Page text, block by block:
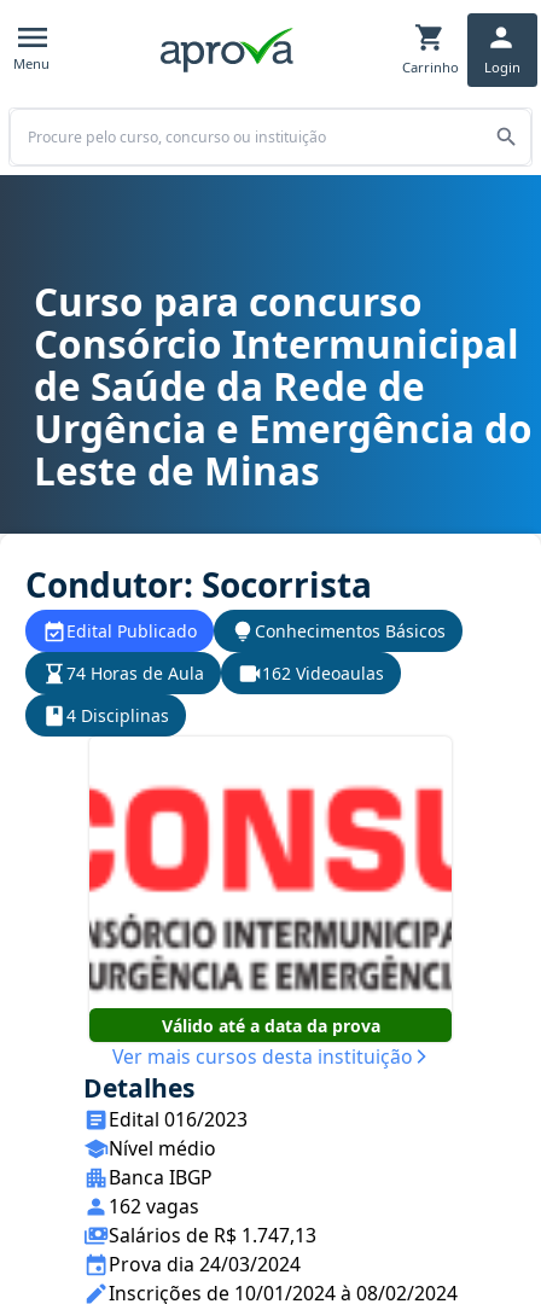
Menu Carrinho Login
Buscar
Curso para concurso CONSURGE MG - Consórcio Intermunicipal
Curso para concurso
Consórcio Intermunicipal
de Saúde da Rede de
Urgência e Emergência do
Leste de Minas
Condutor: Socorrista
Edital Publicado
Conhecimentos Básicos
74 Horas de Aula
162 Videoaulas
4 Disciplinas
Válido até a data da prova
Ver mais cursos desta instituição
Detalhes
Edital 016/2023
Nível médio
Banca IBGP
162 vagas
Salários de R$ 1.747,13
Prova dia 24/03/2024
Inscrições de 10/01/2024 à 08/02/2024